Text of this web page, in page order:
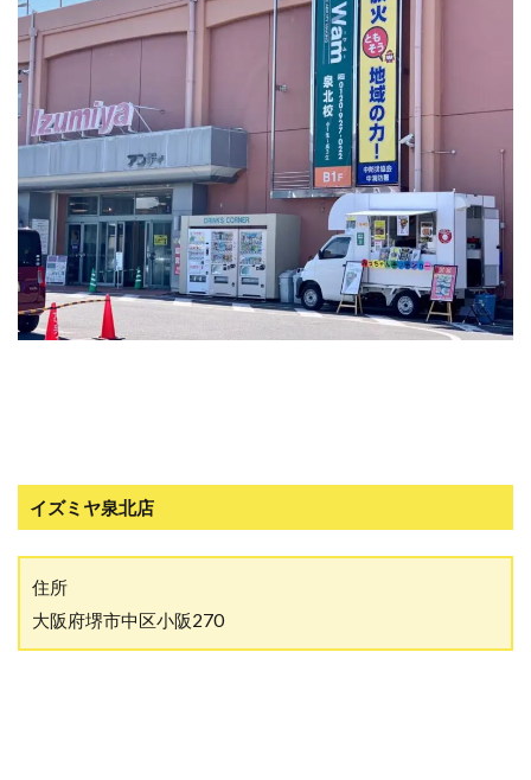
イズミヤ泉北店
住所
大阪府堺市中区小阪270